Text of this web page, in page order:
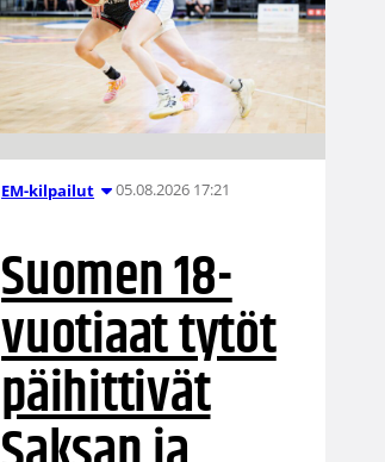
EM-kilpailut 05.08.2026 17:21
Suomen 18-
vuotiaat tytöt
päihittivät